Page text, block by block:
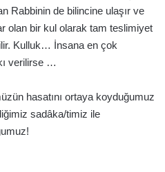
Rabbinin de bilincine ulaşır ve
olan bir kul olarak tam teslimiyet
Kulluk… İnsana en çok
verilirse …
hasatını ortaya koyduğumuz
sadâka/timiz ile